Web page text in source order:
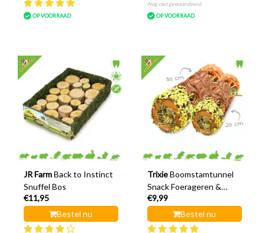
OP VOORRAAD
Nog niet gewaardeerd
OP VOORRAAD
JR Farm Back to Instinct
Snuffel Bos
€11,95
Bestel nu
Trixie Boomstamtunnel
Snack Foerageren &
Knagen
€9,99
Bestel nu